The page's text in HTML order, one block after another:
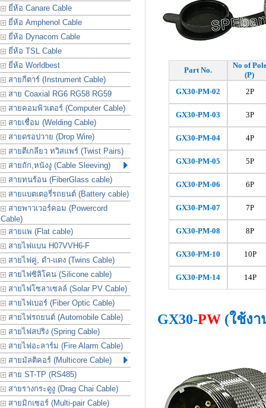
ยี่ห้อ Canare Cable
ยี่ห้อ Amphenol Cable
ยี่ห้อ Dynacom Cable
ยี่ห้อ TSL Cable
ยี่ห้อ Worldbest
สายกีตาร์ (Instrument Cable)
สาย Coaxial RG6 RG58 RG59
สายคอมพิวเตอร์ (Computer Cable)
สายเชื่อม (Welding Cable)
สายดรอปวาย (Drop Wire)
สายตีเกลียว ทวิสแพร์ (Twist Pairs)
สายถัก,หนังงู (Cable Sleeving)
สายทนร้อน (FiberGlass cable)
สายแบตเตอรี่รถยนต์ (Battery cable)
สายพาวเวอร์คอม (Powercord
Cable)
สายแพ (Flat cable)
สายไฟแบน H07VVH6-F
สายไฟคู่, ดำ-แดง (Twins Cable)
สายไฟซิลิโคน (Silicone cable)
สายไฟโซลาเซลล์ (Solar PV Cable)
สายไฟเบอร์ (Fiber Optic Cable)
สายไฟรถยนต์ (Automobile Cable)
สายไฟสปริง (Spring Cable)
สายไฟอะลาร์ม (Fire Alarm Cable)
สายมัลติคอร์ (Multicore Cable)
สาย ST-TP (RS485)
สายรางกระดูงู (Drag Chai Cable)
สายมิกเซอร์ (Multi-pair Cable)
Part No.
No of
(P)
GX30-PM-02
2P
GX30-PM-03 3P
GX30-PM-04 4P
GX30-PM-05 5P
GX30-PM-06 6P
GX30-PM-07 7P
GX30-PM-08 8P
GX30-PM-10 10P
GX30-PM-14 14P
GX30-PW (ใช้ง